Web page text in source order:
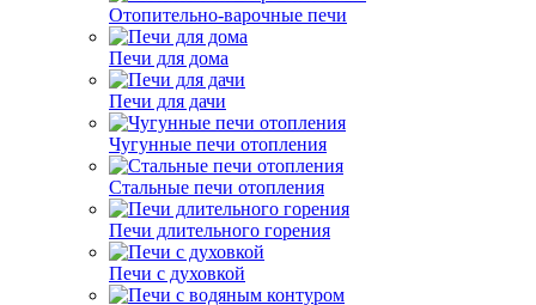
Отопительно-варочные печи
Печи для дома
Печи для дачи
Чугунные печи отопления
Стальные печи отопления
Печи длительного горения
Печи с духовкой